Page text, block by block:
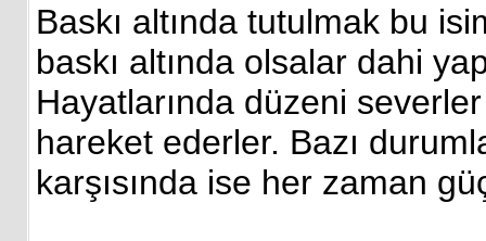
Baskı altında tutulmak bu
baskı altında olsalar dahi
Hayatlarında düzeni
hareket ederler. Bazı
karşısında ise her zaman